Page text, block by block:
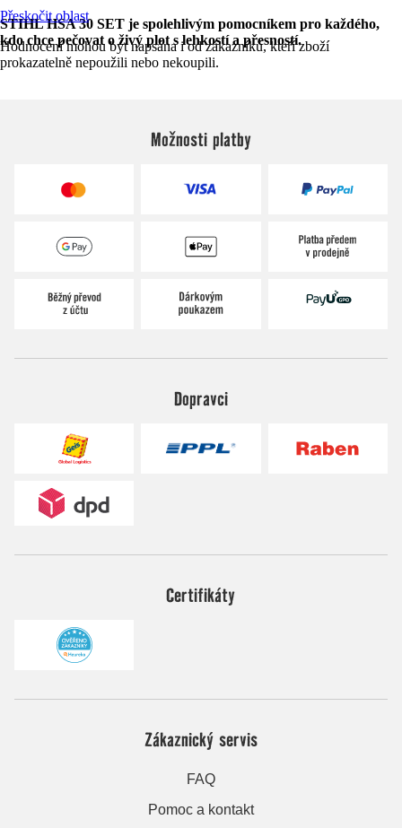
STIHL HSA 30 SET je spolehlivým pomocníkem pro každého,
kdo chce pečovat o živý plot s lehkostí a přesností.
Přeskočit oblast
Hodnocení mohou být napsána i od zákazníků, kteří zboží
prokazatelně nepoužili nebo nekoupili.
Možnosti platby
Dopravci
Certifikáty
Zákaznický servis
FAQ
Pomoc a kontakt